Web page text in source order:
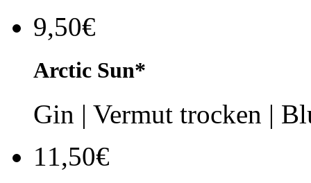
9,50€
Arctic Sun*
Gin | Vermut trocken |
11,50€